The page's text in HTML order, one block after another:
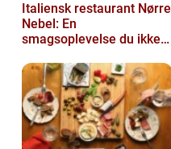
Italiensk restaurant Nørre
Nebel: En
smagsoplevelse du ikke